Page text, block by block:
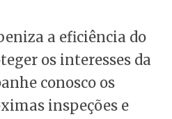
a eficiência do
os interesses da
conosco os
inspeções e